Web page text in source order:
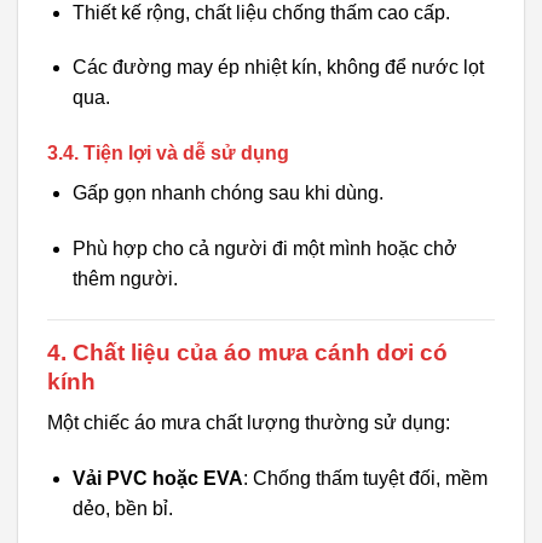
Thiết kế rộng, chất liệu chống thấm cao cấp.
Các đường may ép nhiệt kín, không để nước lọt
qua.
3.4. Tiện lợi và dễ sử dụng
Gấp gọn nhanh chóng sau khi dùng.
Phù hợp cho cả người đi một mình hoặc chở
thêm người.
4. Chất liệu của áo mưa cánh dơi có
kính
Một chiếc áo mưa chất lượng thường sử dụng:
Vải PVC hoặc EVA: Chống thấm tuyệt đối, mềm
dẻo, bền bỉ.